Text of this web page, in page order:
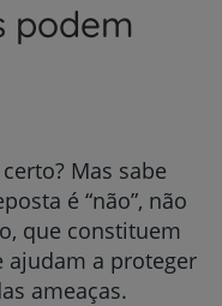
podem
Mas sabe
é “não”, não
que constituem
a proteger
ameaças.